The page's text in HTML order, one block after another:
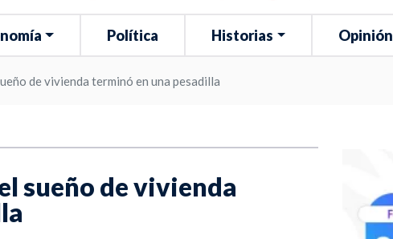
Política Historias Opinión
de vivienda terminó en una pesadilla
sueño de vivienda